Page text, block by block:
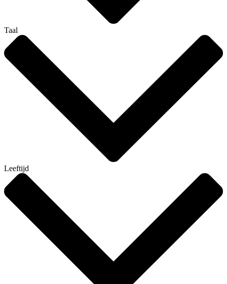
Taal
Leeftijd